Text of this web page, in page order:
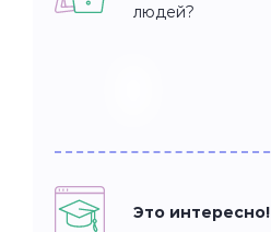
людей?
Это интересно!